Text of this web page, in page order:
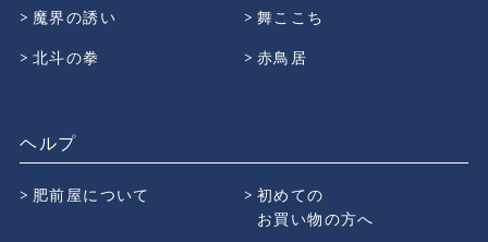
魔界の誘い
舞ここち
北斗の拳
赤鳥居
ヘルプ
肥前屋について
初めての
お買い物の方へ